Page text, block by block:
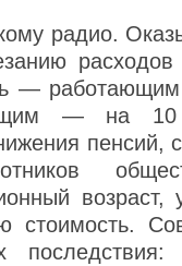
радио.
—
— на
пенсий,
возраст,
стоимость.